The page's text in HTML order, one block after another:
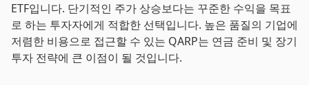
ETF입니다. 단기적인 주가 상승보다는 꾸준한 수익을 목표
로 하는 투자자에게 적합한 선택입니다. 높은 품질의 기업에
저렴한 비용으로 접근할 수 있는 QARP는 연금 준비 및 장기
투자 전략에 큰 이점이 될 것입니다.